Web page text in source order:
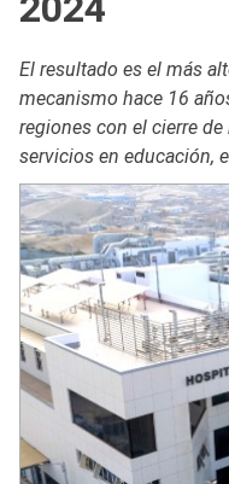
El resultado es el más
mecanismo hace 16
regiones con el cierre
servicios en educación,